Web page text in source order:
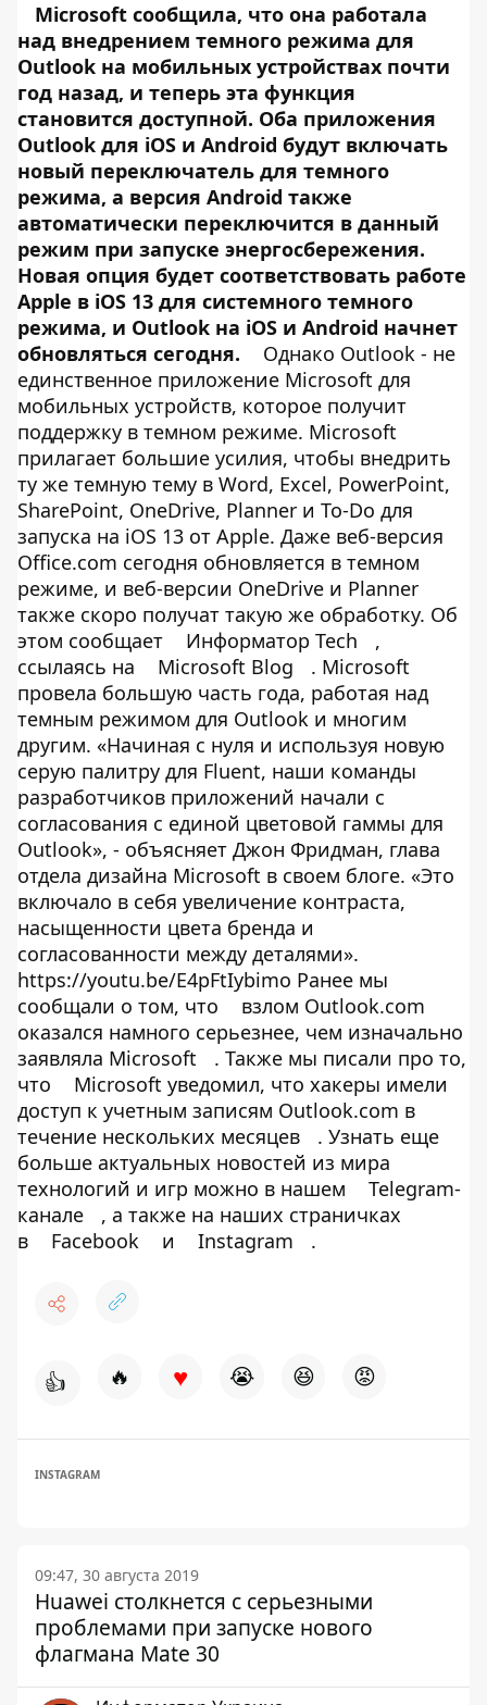
Microsoft сообщила, что она работала
над внедрением темного режима для
Outlook на мобильных устройствах почти
год назад, и теперь эта функция
становится доступной. Оба приложения
Outlook для iOS и Android будут включать
новый переключатель для темного
режима, а версия Android также
автоматически переключится в данный
режим при запуске энергосбережения.
Новая опция будет соответствовать работе
Apple в iOS 13 для системного темного
режима, и Outlook на iOS и Android начнет
обновляться сегодня.
Однако Outlook - не
единственное приложение Microsoft для
мобильных устройств, которое получит
поддержку в темном режиме. Microsoft
прилагает большие усилия, чтобы внедрить
ту же темную тему в Word, Excel, PowerPoint,
SharePoint, OneDrive, Planner и To-Do для
запуска на iOS 13 от Apple. Даже веб-версия
Office.com сегодня обновляется в темном
режиме, и веб-версии OneDrive и Planner
также скоро получат такую ​​же обработку. Об
этом сообщает
Информатор Tech
,
ссылаясь на
Microsoft Blog
. Microsoft
провела большую часть года, работая над
темным режимом для Outlook и многим
другим. «Начиная с нуля и используя новую
серую палитру для Fluent, наши команды
разработчиков приложений начали с
согласования с единой цветовой гаммы для
Outlook», - объясняет Джон Фридман, глава
отдела дизайна Microsoft в своем блоге. «Это
включало в себя увеличение контраста,
насыщенности цвета бренда и
согласованности между деталями».
https://youtu.be/E4pFtIybimo Ранее мы
сообщали о том, что
взлом Outlook.com
оказался намного серьезнее, чем изначально
заявляла Microsoft
. Также мы писали про то,
что
Microsoft уведомил, что хакеры имели
доступ к учетным записям Outlook.com в
течение нескольких месяцев
. Узнать еще
больше актуальных новостей из мира
технологий и игр можно в нашем
Telegram-
канале
, а также на наших страничках
в
Facebook и Instagram .
👍 🔥 ♥ 😭 😆 😡
INSTAGRAM
09:47, 30 августа 2019
Huawei столкнется с серьезными
проблемами при запуске нового
флагмана Mate 30